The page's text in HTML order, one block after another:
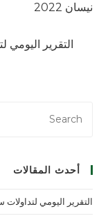
نيسان 2022
أحدث المقالات
التقرير اليومي لتداولات سوق